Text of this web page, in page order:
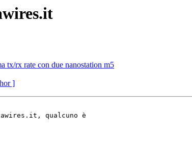
tx/rx rate con due nanostation m5
]
qualcuno è